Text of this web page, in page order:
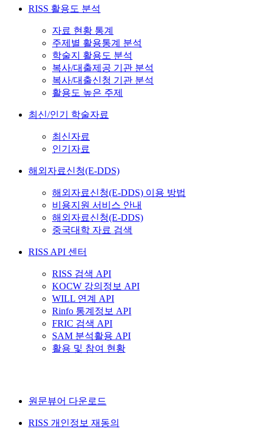
RISS 활용도 분석
자료 현황 통계
주제별 활용통계 분석
학술지 활용도 분석
복사/대출제공 기관 분석
복사/대출신청 기관 분석
활용도 높은 주제
최신/인기 학술자료
최신자료
인기자료
해외자료신청(E-DDS)
해외자료신청(E-DDS) 이용 방법
비용지원 서비스 안내
해외자료신청(E-DDS)
중국대학 자료 검색
RISS API 센터
RISS 검색 API
KOCW 강의정보 API
WILL 연계 API
Rinfo 통계정보 API
FRIC 검색 API
SAM 분석활용 API
활용 및 참여 현황
원문뷰어 다운로드
RISS 개인정보 재동의